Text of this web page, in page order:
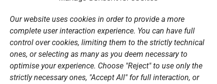
Our website uses cookies in order to provide a more
complete user interaction experience. You can have full
control over cookies, limiting them to the strictly technical
ones, or selecting as many as you deem necessary to
optimise your experience. Choose "Reject" to use only the
strictly necessary ones, "Accept All" for full interaction, or
o
k
r
a
m
e
i
n
Sports Academy
Open Water Swimming Crossing
Sponsors
Summer Camps